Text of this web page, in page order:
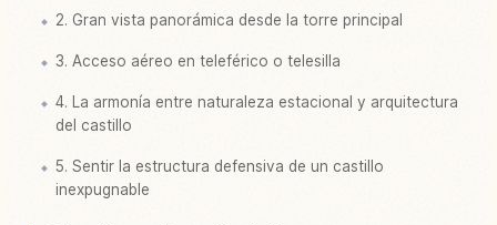
2. Gran vista panorámica desde la torre principal
3. Acceso aéreo en teleférico o telesilla
4. La armonía entre naturaleza estacional y arquitectura
del castillo
5. Sentir la estructura defensiva de un castillo
inexpugnable